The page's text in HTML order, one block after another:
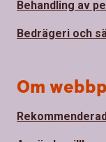
Behandling av
Bedrägeri och
Om